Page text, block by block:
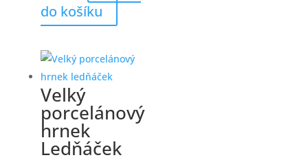
do košíku
Velký
porcelánový
hrnek
Ledňáček